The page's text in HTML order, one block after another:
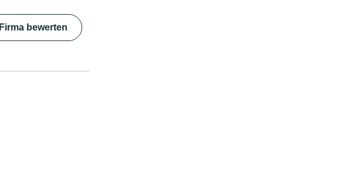
Firma bewerten